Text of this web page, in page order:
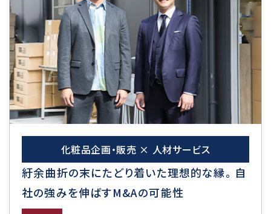
化粧品企画・販売 × 人材サービス
紆余曲折の末にたどり着いた理想的な縁。 自
社の強みを伸ばすM&Aの可能性